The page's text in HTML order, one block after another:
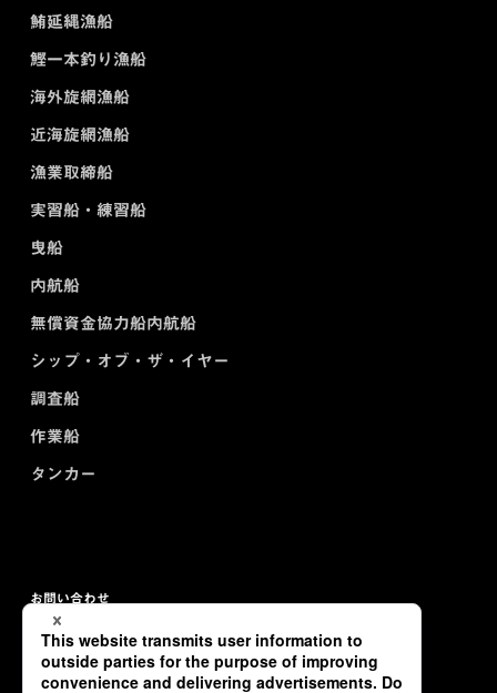
鮪延縄漁船
鰹一本釣り漁船
海外旋網漁船
近海旋網漁船
漁業取締船
実習船・練習船
曳船
内航船
無償資金協力船内航船
シップ・オブ・ザ・イヤー
調査船
作業船
タンカー
お問い合わせ
プライバシーポリシー
サイトマップ